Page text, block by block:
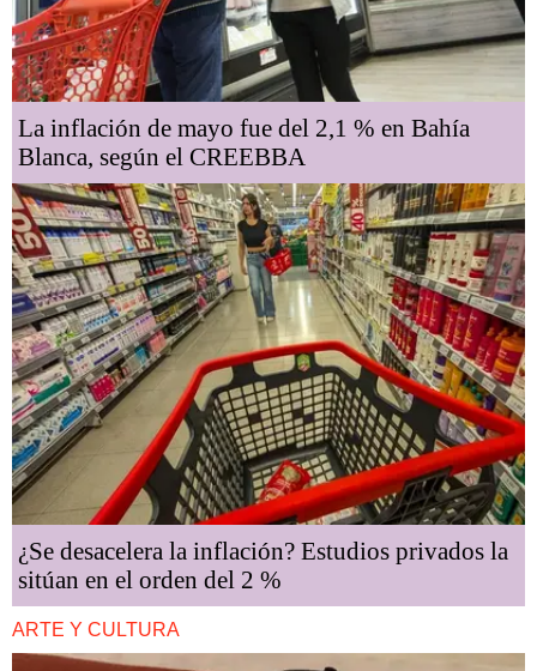
La inflación de mayo fue del 2,1 % en Bahía
Blanca, según el CREEBBA
¿Se desacelera la inflación? Estudios privados la
sitúan en el orden del 2 %
ARTE Y CULTURA